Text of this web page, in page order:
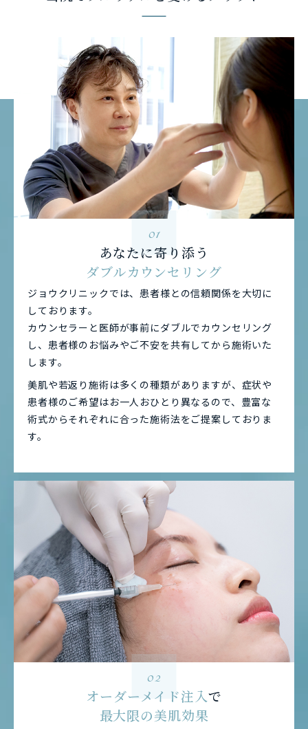
01
あなたに寄り添う
ダブルカウンセリング
ジョウクリニックでは、患者様との信頼関係を大切に
しております。
カウンセラーと医師が事前にダブルでカウンセリング
し、患者様のお悩みやご不安を共有してから施術いた
します。
美肌や若返り施術は多くの種類がありますが、症状や
患者様のご希望はお一人おひとり異なるので、豊富な
術式からそれぞれに合った施術法をご提案しておりま
す。
02
オーダーメイド注入で
最大限の美肌効果